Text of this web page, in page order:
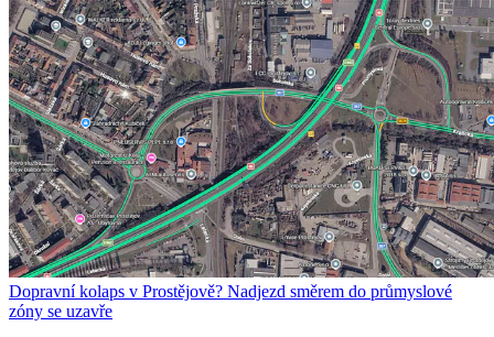
Dopravní kolaps v Prostějově? Nadjezd směrem do průmyslové
zóny se uzavře